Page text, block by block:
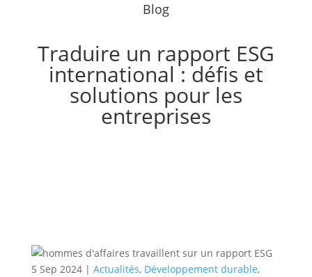
Blog
Traduire un rapport ESG
international : défis et
solutions pour les
entreprises
5 Sep 2024| Actualités, Développement durable,